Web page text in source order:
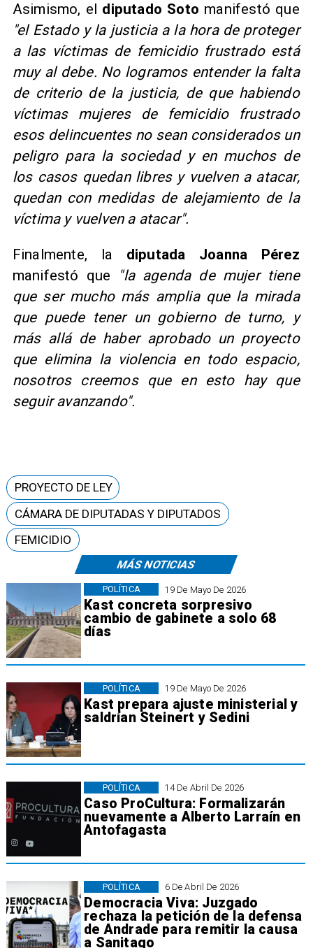
Asimismo, el diputado Soto manifestó que
"el Estado y la justicia a la hora de proteger
a las víctimas de femicidio frustrado está
muy al debe. No logramos entender la falta
de criterio de la justicia, de que habiendo
víctimas mujeres de femicidio frustrado
esos delincuentes no sean considerados un
peligro para la sociedad y en muchos de
los casos quedan libres y vuelven a atacar,
quedan con medidas de alejamiento de la
víctima y vuelven a atacar".
Finalmente, la diputada Joanna Pérez
manifestó que "la agenda de mujer tiene
que ser mucho más amplia que la mirada
que puede tener un gobierno de turno, y
más allá de haber aprobado un proyecto
que elimina la violencia en todo espacio,
nosotros creemos que en esto hay que
seguir avanzando".
MÁS NOTICIAS
19 De Mayo De 2026
Kast concreta sorpresivo
cambio de gabinete a solo 68
días
POLÍTICA
19 De Mayo De 2026
Kast prepara ajuste ministerial y
saldrían Steinert y Sedini
POLÍTICA
14 De Abril De 2026
​Caso ProCultura: Formalizarán
nuevamente a Alberto Larraín en
Antofagasta
POLÍTICA
6 De Abril De 2026
Democracia Viva: Juzgado
rechaza la petición de la defensa
de Andrade para remitir la causa
a Sanitago
POLÍTICA
PROYECTO DE LEY
CÁMARA DE DIPUTADAS Y DIPUTADOS
FEMICIDIO